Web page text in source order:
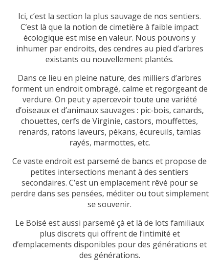
Ici, c’est la section la plus sauvage de nos sentiers.
C’est là que la notion de cimetière à faible impact
écologique est mise en valeur. Nous pouvons y
inhumer par endroits, des cendres au pied d’arbres
existants ou nouvellement plantés.
Dans ce lieu en pleine nature, des milliers d’arbres
forment un endroit ombragé, calme et regorgeant de
verdure. On peut y apercevoir toute une variété
d’oiseaux et d’animaux sauvages : pic-bois, canards,
chouettes, cerfs de Virginie, castors, mouffettes,
renards, ratons laveurs, pékans, écureuils, tamias
rayés, marmottes, etc.
Ce vaste endroit est parsemé de bancs et propose de
petites intersections menant à des sentiers
secondaires. C’est un emplacement rêvé pour se
perdre dans ses pensées, méditer ou tout simplement
se souvenir.
Le Boisé est aussi parsemé çà et là de lots familiaux
plus discrets qui offrent de l’intimité et
d’emplacements disponibles pour des générations et
des générations.